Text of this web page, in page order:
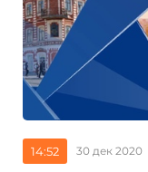
14:52 30 дек 2020